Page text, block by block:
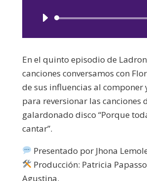
En el quinto episodio de
canciones conversamos con
de sus influencias al componer
para reversionar las canciones
galardonado disco “Porque
cantar”.
Presentado por Jhona
Producción: Patricia
Agustina.